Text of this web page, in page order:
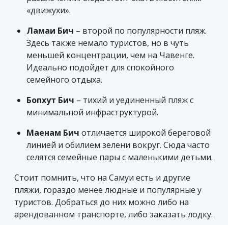
«движухи».
Ламаи Бич – второй по популярности пляж.
Здесь также немало туристов, но в чуть
меньшей концентрации, чем на Чавенге.
Идеально подойдет для спокойного
семейного отдыха.
Бопхут Бич – тихий и уединенный пляж с
минимальной инфраструктурой.
Маенам Бич отличается широкой береговой
линией и обилием зелени вокруг. Сюда часто
селятся семейные пары с маленькими детьми.
Стоит помнить, что на Самуи есть и другие
пляжи, гораздо менее людные и популярные у
туристов. Добраться до них можно либо на
арендованном транспорте, либо заказать лодку.